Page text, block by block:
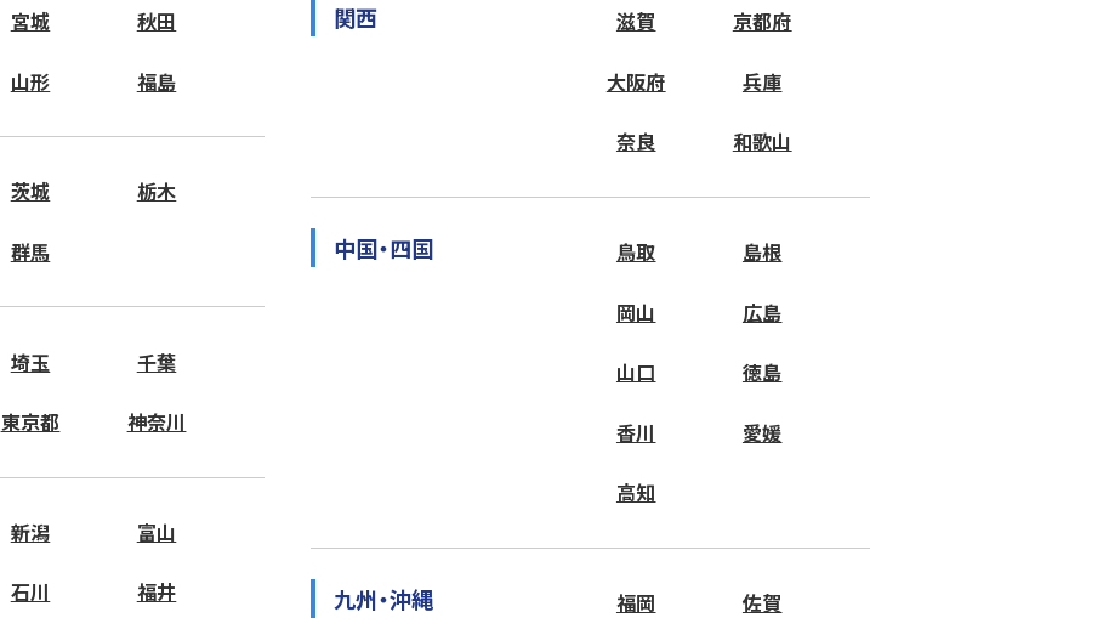
宮城 秋田
山形 福島
茨城 栃木
群馬
埼玉 千葉
東京都 神奈川
新潟 富山
石川 福井
関西 滋賀 京都府
大阪府 兵庫
奈良 和歌山
中国・四国 鳥取 島根
岡山 広島
山口 徳島
香川 愛媛
高知
九州・沖縄 福岡 佐賀